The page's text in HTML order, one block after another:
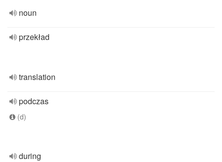
noun
przekład
translation
podczas
(d)
during